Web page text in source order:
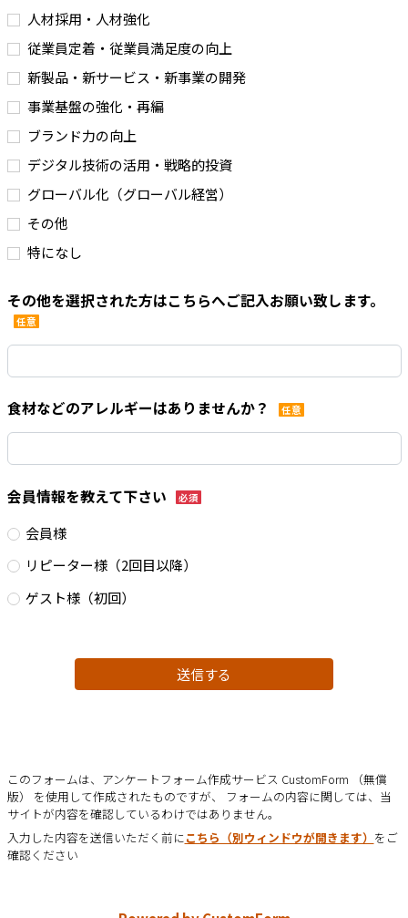
人材採用・人材強化
従業員定着・従業員満足度の向上
新製品・新サービス・新事業の開発
事業基盤の強化・再編
ブランド力の向上
デジタル技術の活用・戦略的投資
グローバル化（グローバル経営）
その他
特になし
その他を選択された方はこちらへご記入お願い致します。
任意
食材などのアレルギーはありませんか？ 任意
会員情報を教えて下さい 必須
会員様
リピーター様（2回目以降）
ゲスト様（初回）
送信する
このフォームは、アンケートフォーム作成サービス CustomForm （無償
版） を使用して作成されたものですが、 フォームの内容に関しては、当
サイトが内容を確認しているわけではありません。
入力した内容を送信いただく前にこちら（別ウィンドウが開きます） をご
確認ください